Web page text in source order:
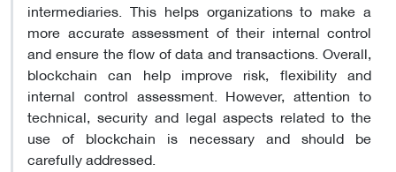
intermediaries. This helps organizations to make a
more accurate assessment of their internal control
and ensure the flow of data and transactions. Overall,
blockchain can help improve risk, flexibility and
internal control assessment. However, attention to
technical, security and legal aspects related to the
use of blockchain is necessary and should be
carefully addressed.